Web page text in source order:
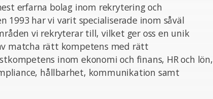
erfarna bolag inom rekrytering och
1993 har vi varit specialiserade inom såväl
vi rekryterar till, vilket ger oss en unik
matcha rätt kompetens med rätt
inom ekonomi och finans, HR och lön,
hållbarhet, kommunikation samt